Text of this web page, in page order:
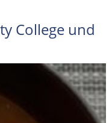
College und